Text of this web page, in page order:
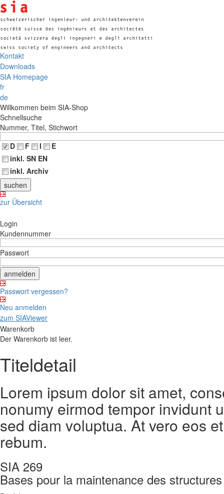
Kontakt
Downloads
SIA Homepage
fr
de
Willkommen beim SIA-Shop
Schnellsuche
Nummer, Titel, Stichwort
D
F I
E
inkl. SN EN
inkl. Archiv
zur Übersicht
Login
Kundennummer
Passwort
Passwort vergessen?
Neu anmelden
zum SIAViewer
Warenkorb
Der Warenkorb ist leer.
Titeldetail
Lorem ipsum dolor sit amet,
nonumy eirmod tempor invidunt
sed diam voluptua. At vero eos
rebum.
SIA 269
Bases pour la maintenance des